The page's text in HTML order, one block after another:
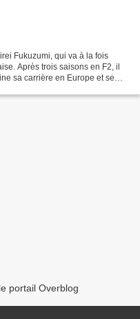
Fukuzumi, qui va à la fois
Après trois saisons en F2, il
sa carrière en Europe et se
portail Overblog